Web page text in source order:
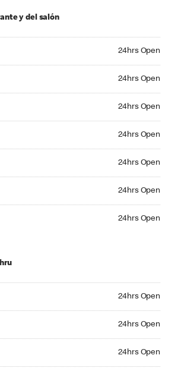
y del salón
24hrs Open
24hrs Open
24hrs Open
24hrs Open
24hrs Open
24hrs Open
24hrs Open
24hrs Open
24hrs Open
24hrs Open